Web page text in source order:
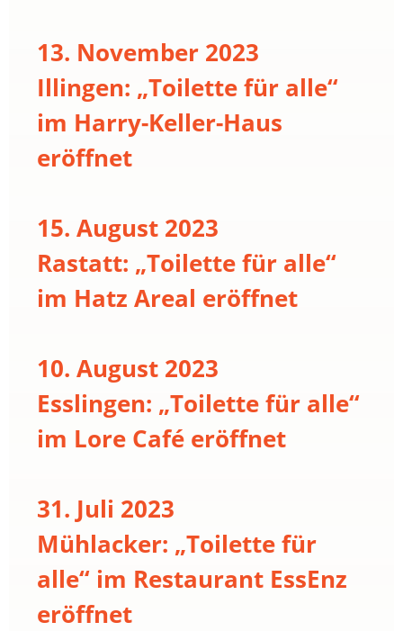
13. November 2023
Illingen: „Toilette für alle“
im Harry-Keller-Haus
eröffnet
15. August 2023
Rastatt: „Toilette für alle“
im Hatz Areal eröffnet
10. August 2023
Esslingen: „Toilette für alle“
im Lore Café eröffnet
31. Juli 2023
Mühlacker: „Toilette für
alle“ im Restaurant EssEnz
eröffnet